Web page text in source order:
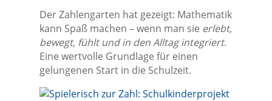
Der Zahlengarten hat gezeigt: Mathematik
kann Spaß machen – wenn man sie erlebt,
bewegt, fühlt und in den Alltag integriert.
Eine wertvolle Grundlage für einen
gelungenen Start in die Schulzeit.